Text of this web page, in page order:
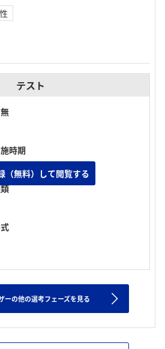
テスト
時期
（無料）して閲覧する
ーの他の選考フェーズを見る